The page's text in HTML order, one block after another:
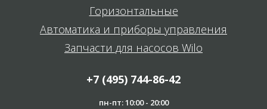
Горизонтальные
Автоматика и приборы управления
Запчасти для насосов Wilo
+7 (495) 744-86-42
пн-пт: 10:00 - 20:00